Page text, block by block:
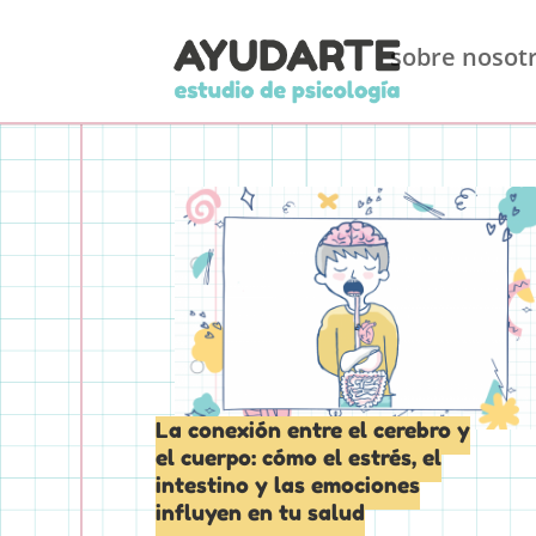
sobre
Creciendo con
La conexión entre el cerebro y
el cuerpo: cómo el estrés, el
intestino y las emociones
influyen en tu salud